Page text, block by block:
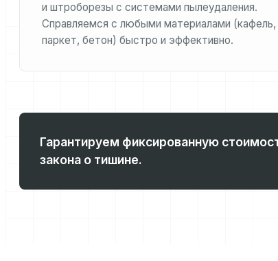
и штроборезы с системами пылеудаления.
Справляемся с любыми материалами (кафель,
паркет, бетон) быстро и эффективно.
Гарантируем фиксированную
закона о тишине.